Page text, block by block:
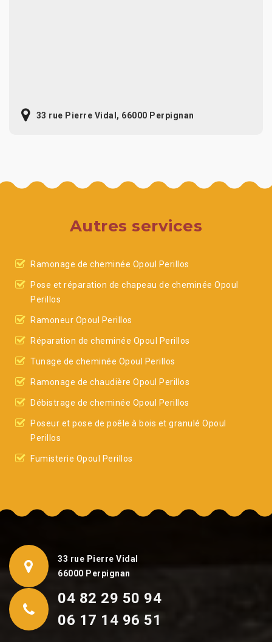
33 rue Pierre Vidal, 66000 Perpignan
Autres services
Ramonage de cheminée Opoul Perillos
Pose et réparation de chapeau de cheminée Opoul
Perillos
Ramoneur Opoul Perillos
Réparation de cheminée Opoul Perillos
Tunage de cheminée Opoul Perillos
Ramonage de chaudière Opoul Perillos
Débistrage de cheminée Opoul Perillos
Poseur et pose de poêle à bois et granulé Opoul
Perillos
Fumisterie Opoul Perillos
33 rue Pierre Vidal
66000 Perpignan
04 82 29 50 94
06 17 14 96 51